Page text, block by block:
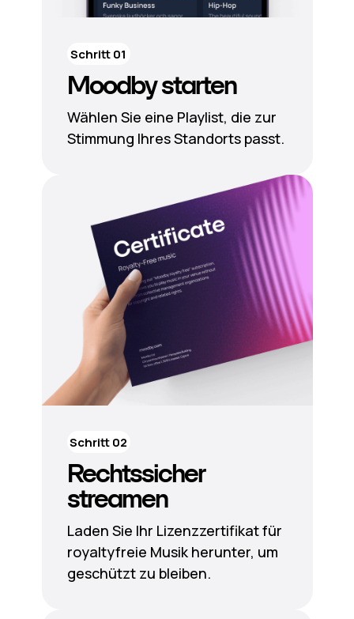
Moodby starten
Wählen Sie eine Playlist, die zur
Stimmung Ihres Standorts passt.
Schritt 01
Rechtssicher
streamen
Laden Sie Ihr Lizenzzertifikat für
royaltyfreie Musik herunter, um
geschützt zu bleiben.
Schritt 02